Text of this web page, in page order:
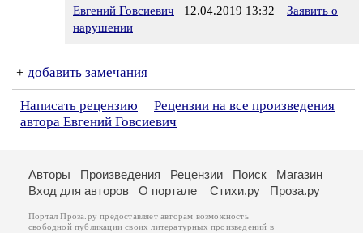
Евгений Говсиевич 12.04.2019 13:32
Заявить о
нарушении
+ добавить замечания
Написать рецензию
Рецензии на все произведения
автора Евгений Говсиевич
Авторы Произведения Рецензии Поиск
Магазин
Вход для авторов
О портале Стихи.ру Проза.ру
Портал Проза.ру предоставляет авторам возможность
свободной публикации своих литературных произведений в